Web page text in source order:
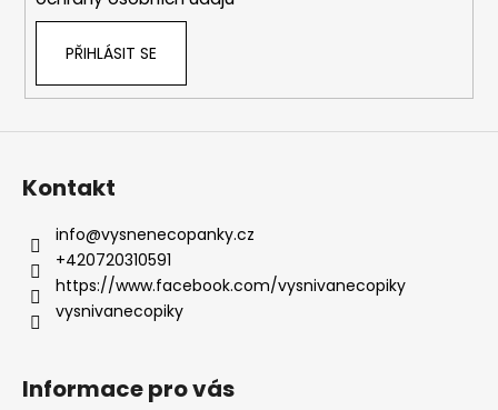
PŘIHLÁSIT SE
Kontakt
info@vysnenecopanky.cz
+420720310591
https://www.facebook.com/vysnivanecopiky
vysnivanecopiky
Informace pro vás